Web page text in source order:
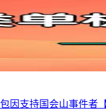
因支持国会山事件者